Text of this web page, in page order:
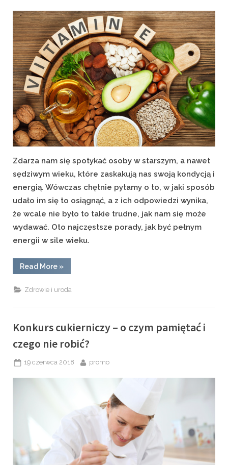
Zdarza nam się spotykać osoby w starszym, a nawet
sędziwym wieku, które zaskakują nas swoją kondycją i
energią. Wówczas chętnie pytamy o to, w jaki sposób
udało im się to osiągnąć, a z ich odpowiedzi wynika,
że wcale nie było to takie trudne, jak nam się może
wydawać. Oto najczęstsze porady, jak być pełnym
energii w sile wieku.
Read More“Senior
w
formie
–
to
»
Zdrowie i uroda
Konkurs cukierniczy – o czym pamiętać i
czego nie robić?
Posted
19 czerwca 2018 By
promo